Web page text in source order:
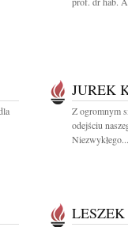
JUREK
Z ogromnym
odejściu
Niezwykłego...